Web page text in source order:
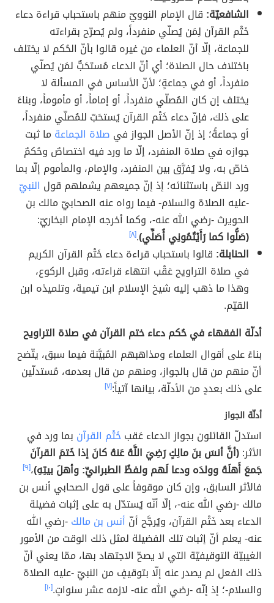
الشافعيّة: قال الإمام النوويّ منهم باستحباب قراءة دعاء
خَتْم القرآن لِمَن يُصلّي منفرداً، ولم يُصرّح بقراءته
للجماعة، إلّا أنّ العلماء من غيره قالوا بأنّ الحُكم لا يختلف
باختلاف حال الصلاة؛ أي أنّ الدعاء مُستحَبٌّ لمَن يُصلّي
منفرداً، أو في جماعةٍ؛ لأنّ الأساس في المسألة لا
يختلف إن كان المُصلّي منفرداً، أو إماماً، أو مأموماً، وبناءً
على ذلك، فإنّ دعاء خَتْم القرآن يُستحَبّ للمُصلّي منفرداً،
أو جماعةً؛ إذ إنّ الأصل الجواز في صلاة الجماعة ما ثبت
جوازه في صلاة المنفرد، إلّا ما ورد فيه اختصاصٌ وحُكمٌ
خاصّ به، ولا يُفرَّق بين المنفرد، والإمام، والمأموم إلّا بما
ورد النصّ باستثنائه؛ إذ إنّ جميعهم يشملهم قول النبيّ
-عليه الصلاة والسلام- فيما رواه عنه الصحابيّ مالك بن
الحويرث -رضي الله عنه-، وكما أخرجه الإمام البخاريّ:
(صَلُّوا كما رَأَيْتُمُونِي أُصَلِّي).[٨]
الحنابلة: قالوا باستحباب قراءة دعاء خَتْم القرآن الكريم
في صلاة التراويح عَقْب انتهاء قراءته، وقبل الركوع،
وهذا ما ذهب إليه شيخ الإسلام ابن تيمية، وتلميذه ابن
القيّم.
أدلّة الفقهاء في حُكم دعاء ختم القرآن في صلاة التراويح
بناءً على أقوال العلماء ومذاهبهم المُبيَّنة فيما سبق، يتّضح
أنّ منهم من قال بالجواز، ومنهم من قال بعدمه، مُستدلّين
على ذلك بعددٍ من الأدلّة، بيانها آتياً:[٧]
أدلّة الجواز
استدلّ القائلون بجواز الدعاء عَقبخَتْم القرآن بما ورد في
الأثر:(أنَّ أنسَ بنَ مالِكٍ رَضِيَ اللَّهُ عَنهُ كانَ إذا خَتمَ القرآنَ
جَمعَ أَهلَهُ وولدَه ودعا لَهم ولفظُ الطبرانيِّ: وأهلَ بيتِهِ)،[٩]
فالأثر السابق، وإن كان موقوفاً على قول الصحابي أنس بن
مالك -رضي الله عنه-، إلّا أنّه يُستدّل به على إثبات فضيلة
الدعاء بعد خَتْم القرآن، ويُرجَّح أنّ أنس بن مالك-رضي الله
عنه- يعلم أنّ إثبات تلك الفضيلة لمثل ذلك الوقت من الأمور
الغيبيّة التوقيفيّة التي لا يصحّ الاجتهاد بها، ممّا يعني أنّ
ذلك الفعل لم يصدر عنه إلّا بتوقيفٍ من النبيّ -عليه الصلاة
والسلام-؛ إذ إنّه -رضي الله عنه- لازمه عشر سنواتٍ.[١٠]